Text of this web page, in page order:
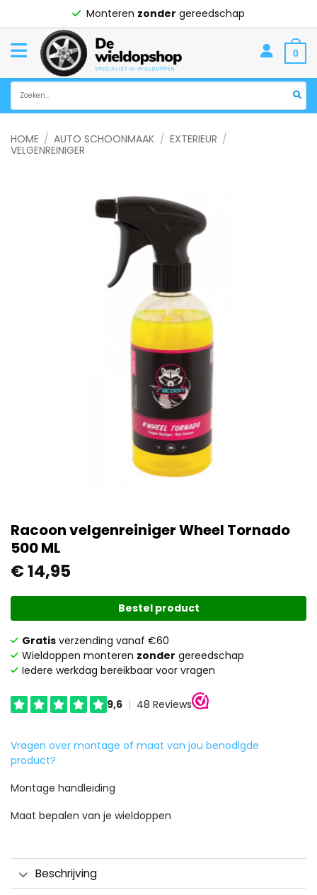
Monteren zonder gereedschap
0
Zoeken
HOME / AUTO SCHOONMAAK / EXTERIEUR /
VELGENREINIGER
Racoon velgenreiniger Wheel Tornado
500 ML
€14,95
Bestel product
Gratis verzending vanaf €60
Wieldoppen monteren zonder gereedschap
Iedere werkdag bereikbaar voor vragen
Vragen over montage of maat van jou benodigde
product?
Montage handleiding
Maat bepalen van je wieldoppen
Beschrijving